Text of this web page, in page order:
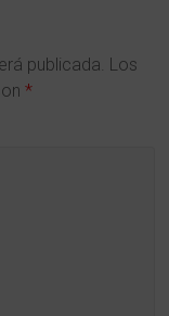
publicada. Los
*